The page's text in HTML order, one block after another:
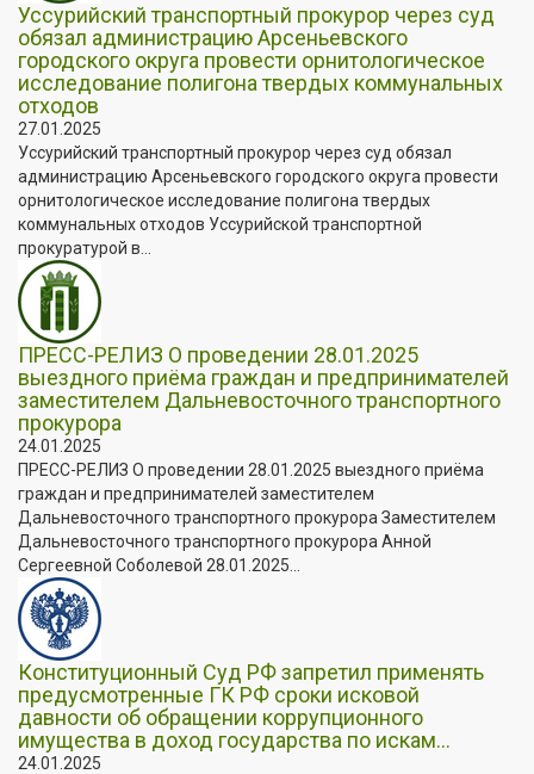
Уссурийский транспортный прокурор через суд
обязал администрацию Арсеньевского
городского округа провести орнитологическое
исследование полигона твердых коммунальных
отходов
27.01.2025
Уссурийский транспортный прокурор через суд обязал
администрацию Арсеньевского городского округа провести
орнитологическое исследование полигона твердых
коммунальных отходов Уссурийской транспортной
прокуратурой в...
ПРЕСС-РЕЛИЗ О проведении 28.01.2025
выездного приёма граждан и предпринимателей
заместителем Дальневосточного транспортного
прокурора
24.01.2025
ПРЕСС-РЕЛИЗ О проведении 28.01.2025 выездного приёма
граждан и предпринимателей заместителем
Дальневосточного транспортного прокурора Заместителем
Дальневосточного транспортного прокурора Анной
Сергеевной Соболевой 28.01.2025...
Конституционный Суд РФ запретил применять
предусмотренные ГК РФ сроки исковой
давности об обращении коррупционного
имущества в доход государства по искам...
24.01.2025